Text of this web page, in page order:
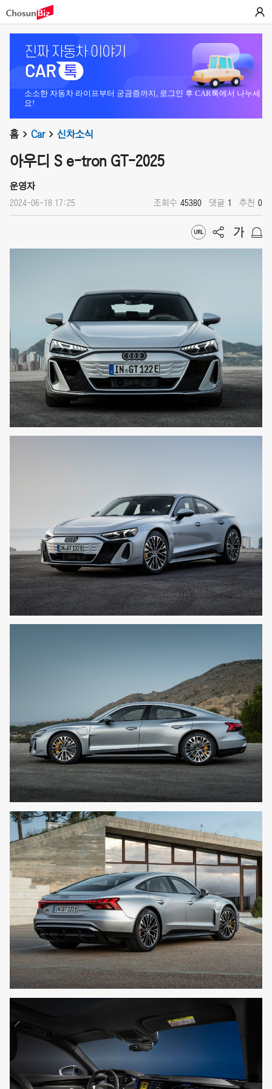
소소한 자동차 라이프부터 궁금증까지, 로그인 후 CAR톡에서 나누세
요!
홈 Car 신차소식
아우디 S e-tron GT-2025
운영자
2024-06-18 17:25 조회수 45380 댓글 1 추천 0